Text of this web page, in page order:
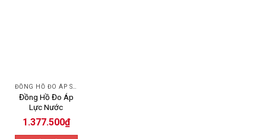
Đồng Hồ Đo Áp
Lực Nước
1.377.500₫